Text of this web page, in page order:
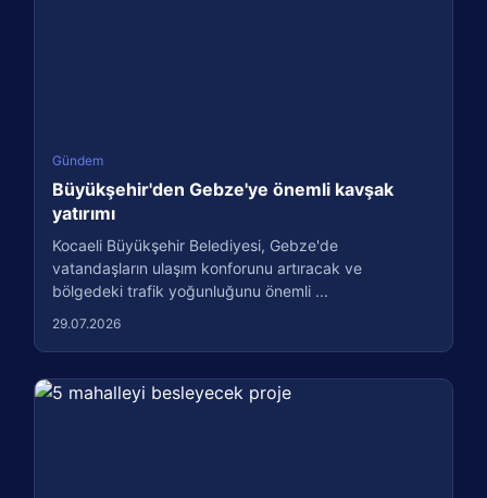
Gündem
Büyükşehir'den Gebze'ye önemli kavşak
yatırımı
Kocaeli Büyükşehir Belediyesi, Gebze'de
vatandaşların ulaşım konforunu artıracak ve
bölgedeki trafik yoğunluğunu önemli ...
29.07.2026